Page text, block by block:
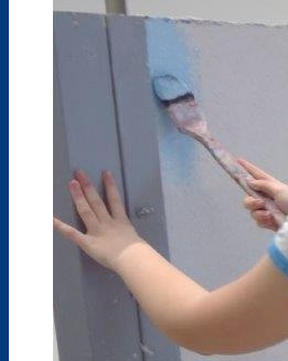
Förderverein
Messen
Pressespiegel
Projekte / Veranstaltungen
Schulbibliothek